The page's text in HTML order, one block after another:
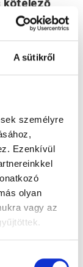
A sütikről
személyre
Ezenkívül
olyan
vagy az
kötelező
meg bírja-e
száz
erkély
véleménye
~500